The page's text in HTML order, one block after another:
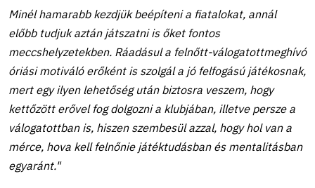
Minél hamarabb kezdjük beépíteni a fiatalokat, annál
előbb tudjuk aztán játszatni is őket fontos
meccshelyzetekben. Ráadásul a felnőtt-válogatottmeghívó
óriási motiváló erőként is szolgál a jó felfogású játékosnak,
mert egy ilyen lehetőség után biztosra veszem, hogy
kettőzött erővel fog dolgozni a klubjában, illetve persze a
válogatottban is, hiszen szembesül azzal, hogy hol van a
mérce, hova kell felnőnie játéktudásban és mentalitásban
egyaránt."